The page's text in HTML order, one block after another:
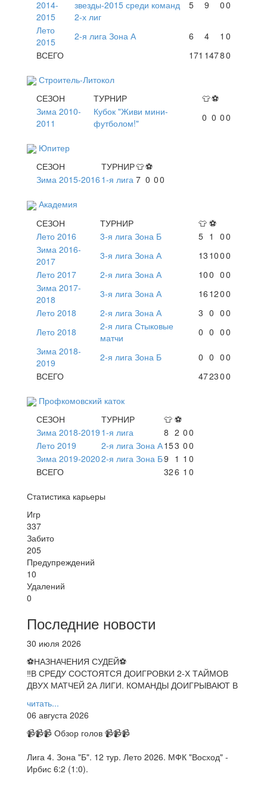
2014-
2015
звезды-2015 среди команд
2-х лиг
5 9 00
Лето
2015
2-я лига Зона А 6 4 1 0
ВСЕГО
171 14780
Строитель-Литокол
СЕЗОН
ТУРНИР 👕⚽
Зима 2010-
2011
Кубок "Живи мини-
футболом!"
0 0 00
Юпитер
СЕЗОН
ТУРНИР👕⚽
Зима 2015-2016 1-я лига 7 0 00
Академия
СЕЗОН
ТУРНИР 👕 ⚽
Лето 2016
3-я лига Зона Б 5 1 00
Зима 2016-
2017
3-я лига Зона А 13 1000
Лето 2017
2-я лига Зона А 100 00
Зима 2017-
2018
3-я лига Зона А 16 1200
Лето 2018
2-я лига Зона А 3 0 00
Лето 2018
2-я лига Стыковые
матчи
0 0 00
Зима 2018-
2019
2-я лига Зона Б 0 0 00
ВСЕГО
472300
Профкомовский каток
СЕЗОН
ТУРНИР 👕 ⚽
Зима 2018-2019 1-я лига 8 2 00
Лето 2019
2-я лига Зона А153 00
Зима 2019-20202-я лига Зона Б9 1 1 0
ВСЕГО
326 1 0
Статистика карьеры
Игр
337
Забито
205
Предупреждений
10
Удалений
0
Последние новости
30 июля 2026
⚽НАЗНАЧЕНИЯ СУДЕЙ⚽
‼В СРЕДУ СОСТОЯТСЯ ДОИГРОВКИ 2-Х ТАЙМОВ
ДВУХ МАТЧЕЙ 2А ЛИГИ. КОМАНДЫ ДОИГРЫВАЮТ В
читать...
06 августа 2026
📹📹📹 Обзор голов 📹📹📹
Лига 4. Зона "Б". 12 тур. Лето 2026. МФК "Восход" -
Ирбис 6:2 (1:0).